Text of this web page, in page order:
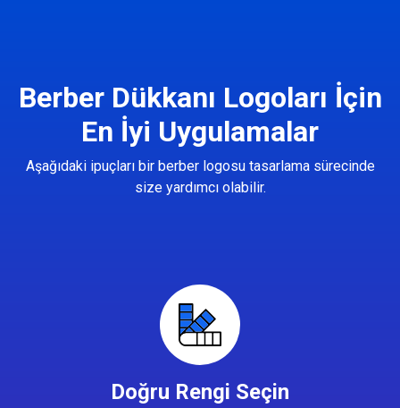
Berber Dükkanı Logoları İçin
En İyi Uygulamalar
Aşağıdaki ipuçları bir berber logosu tasarlama sürecinde
size yardımcı olabilir.
Doğru Rengi Seçin